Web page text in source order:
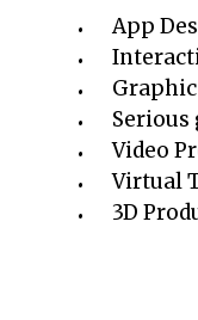
App
Video
Virtual
3D